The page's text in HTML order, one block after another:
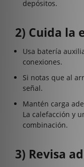
depósitos.
2) Cuida la
Usa batería
conexiones.
Si notas que al
señal.
Mantén carga
La calefacción y
combinación.
3) Revisa